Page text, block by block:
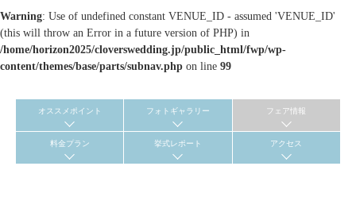
Warning: Use of undefined constant VENUE_ID - assumed 'VENUE_ID'
(this will throw an Error in a future version of PHP) in
/home/horizon2025/cloverswedding.jp/public_html/fwp/wp-
content/themes/base/parts/subnav.php on line 99
オススメポイント フォトギャラリー フェア情報
料金プラン 挙式レポート アクセス